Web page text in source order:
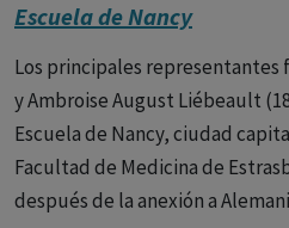
Escuela de Nancy
Los principales
y Ambroise August Liébeault
Escuela de Nancy, ciudad
Facultad de Medicina de
después de la anexión a